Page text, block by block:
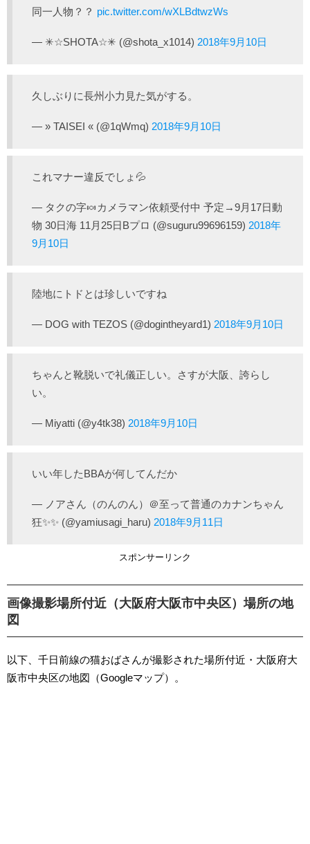
同一人物？？ pic.twitter.com/wXLBdtwzWs
— ✳︎☆SHOTA☆✳︎ (@shota_x1014) 2018年9月10日
久しぶりに長州小力見た気がする。
— » TAISEI « (@1qWmq) 2018年9月10日
これマナー違反でしょ💦
— タクの字🍬カメラマン依頼受付中 予定→9月17日動
物 30日海 11月25日Bプロ (@suguru99696159) 2018年
9月10日
陸地にトドとは珍しいですね
— DOG with TEZOS (@dogintheyard1) 2018年9月10日
ちゃんと靴脱いで礼儀正しい。さすが大阪、誇らし
い。
— Miyatti (@y4tk38) 2018年9月10日
いい年したBBAが何してんだか
— ノアさん（のんのん）＠至って普通のカナンちゃん
狂✨✨ (@yamiusagi_haru) 2018年9月11日
スポンサーリンク
画像撮影場所付近（大阪府大阪市中央区）場所の地
図
以下、千日前線の猫おばさんが撮影された場所付近・大阪府大
阪市中央区の地図（Googleマップ）。